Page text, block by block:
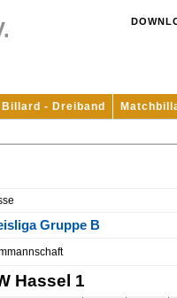
- Dreiband
Gruppe B
Hassel 1